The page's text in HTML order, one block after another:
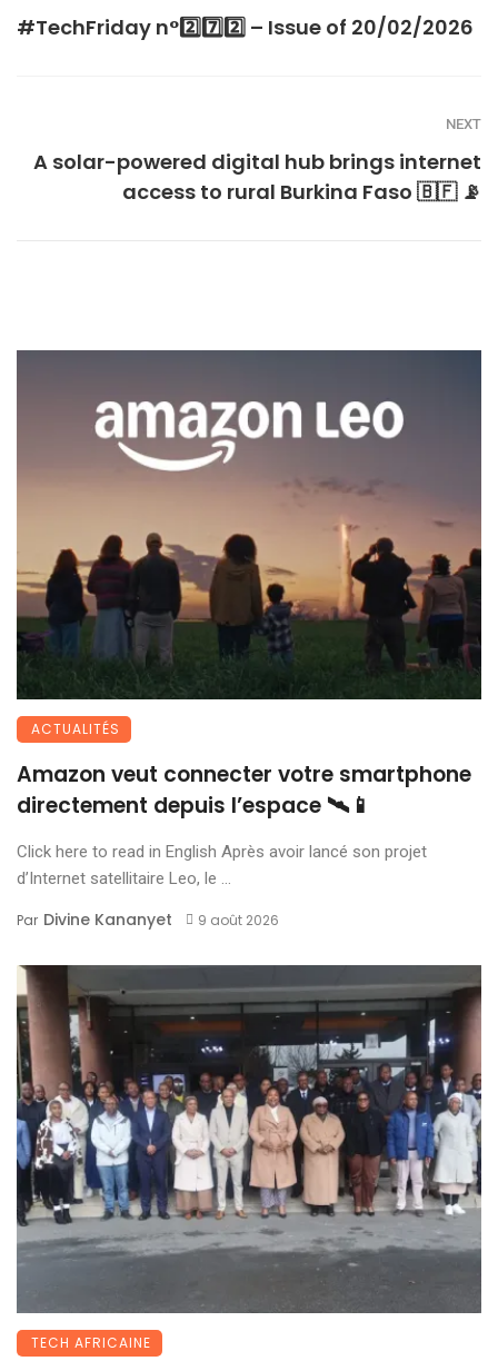
#TechFriday n°2️⃣7️⃣2️⃣ – Issue of 20/02/2026
NEXT
A solar-powered digital hub brings internet
access to rural Burkina Faso 🇧🇫 📡
ACTUALITÉS
Amazon veut connecter votre smartphone
directement depuis l’espace 🛰️📱
Click here to read in English Après avoir lancé son projet
d’Internet satellitaire Leo, le ...
Par Divine Kananyet 9 août 2026
TECH AFRICAINE